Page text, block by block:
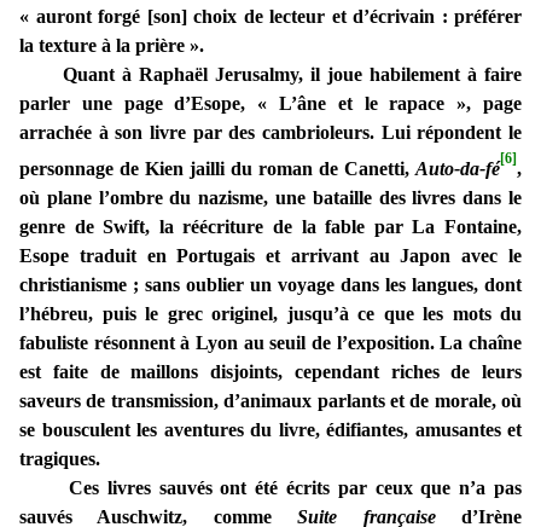
« auront forgé [son] choix de lecteur et d’écrivain : préférer
la texture à la prière ».
Quant à Raphaël Jerusalmy, il joue habilement à faire
parler une page d’Esope, « L’âne et le rapace », page
arrachée à son livre par des cambrioleurs. Lui répondent le
personnage de Kien jailli du roman de Canetti, Auto-da-fé[6],
où plane l’ombre du nazisme, une bataille des livres dans le
genre de Swift, la réécriture de la fable par La Fontaine,
Esope traduit en Portugais et arrivant au Japon avec le
christianisme ; sans oublier un voyage dans les langues, dont
l’hébreu, puis le grec originel, jusqu’à ce que les mots du
fabuliste résonnent à Lyon au seuil de l’exposition. La chaîne
est faite de maillons disjoints, cependant riches de leurs
saveurs de transmission, d’animaux parlants et de morale, où
se bousculent les aventures du livre, édifiantes, amusantes et
tragiques.
Ces livres sauvés ont été écrits par ceux que n’a pas
sauvés Auschwitz, commeSuite françaised’Irène